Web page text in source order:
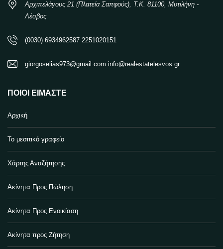
Αρχιπελάγους 21 (Πλατεία Σαπφούς), Τ.Κ. 81100, Μυτιλήνη -
Λέσβος
(0030) 6934962587 2251020151
giorgoselias973@gmail.com info@realestatelesvos.gr
ΠΟΙΟΙ ΕΊΜΑΣΤΕ
Αρχική
Το μεσιτικό γραφείο
Χάρτης Αναζήτησης
Ακίνητα Προς Πώληση
Ακίνητα Προς Ενοικίαση
Ακίνητα προς Ζήτηση